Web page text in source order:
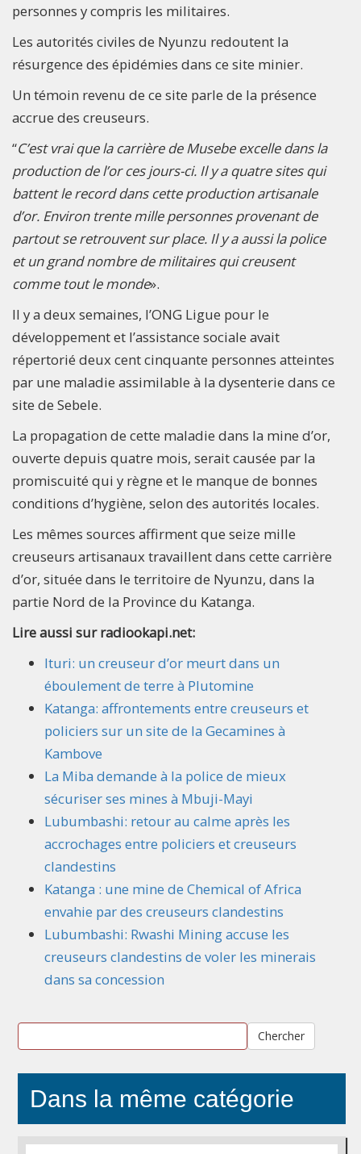
personnes y compris les militaires.
Les autorités civiles de Nyunzu redoutent la
résurgence des épidémies dans ce site minier.
Un témoin revenu de ce site parle de la présence
accrue des creuseurs.
“C’est vrai que la carrière de Musebe excelle dans la
production de l’or ces jours-ci. Il y a quatre sites qui
battent le record dans cette production artisanale
d’or. Environ trente mille personnes provenant de
partout se retrouvent sur place. Il y a aussi la police
et un grand nombre de militaires qui creusent
comme tout le monde».
Il y a deux semaines, l’ONG Ligue pour le
développement et l’assistance sociale avait
répertorié deux cent cinquante personnes atteintes
par une maladie assimilable à la dysenterie dans ce
site de Sebele.
La propagation de cette maladie dans la mine d’or,
ouverte depuis quatre mois, serait causée par la
promiscuité qui y règne et le manque de bonnes
conditions d’hygiène, selon des autorités locales.
Les mêmes sources affirment que seize mille
creuseurs artisanaux travaillent dans cette carrière
d’or, située dans le territoire de Nyunzu, dans la
partie Nord de la Province du Katanga.
Lire aussi sur radiookapi.net:
Ituri: un creuseur d’or meurt dans un
éboulement de terre à Plutomine
Katanga: affrontements entre creuseurs et
policiers sur un site de la Gecamines à
Kambove
La Miba demande à la police de mieux
sécuriser ses mines à Mbuji-Mayi
Lubumbashi: retour au calme après les
accrochages entre policiers et creuseurs
clandestins
Katanga : une mine de Chemical of Africa
envahie par des creuseurs clandestins
Lubumbashi: Rwashi Mining accuse les
creuseurs clandestins de voler les minerais
dans sa concession
Chercher
Dans la même catégorie